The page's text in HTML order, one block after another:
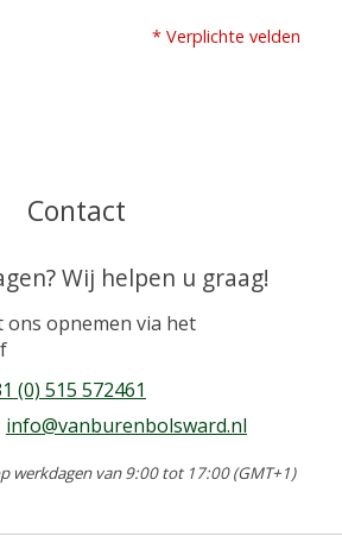
* Verplichte velden
Contact
Wij helpen u graag!
ons opnemen via het
(0) 515 572461
info@vanburenbolsward.nl
werkdagen van 9:00 tot 17:00 (GMT+1)